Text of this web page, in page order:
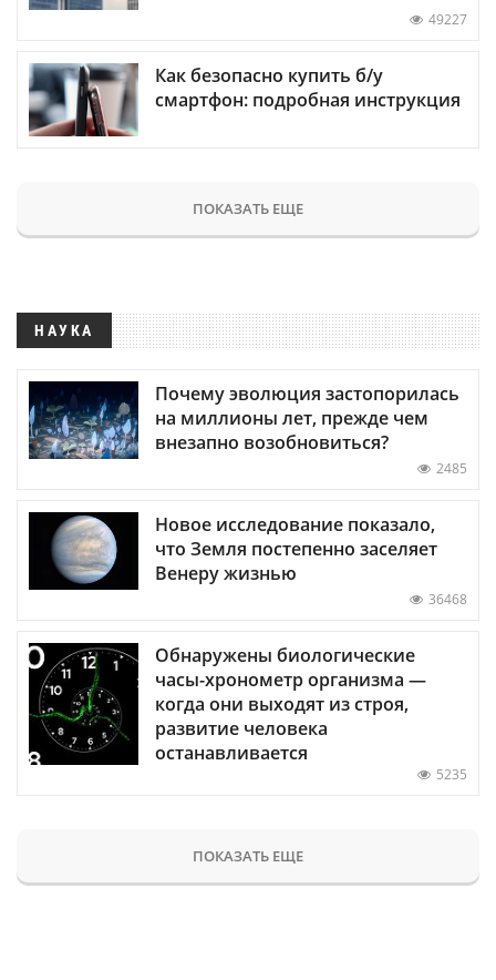
49227
Как безопасно купить б/у
смартфон: подробная инструкция
ПОКАЗАТЬ ЕЩЕ
НАУКА
Почему эволюция застопорилась
на миллионы лет, прежде чем
внезапно возобновиться?
2485
Новое исследование показало,
что Земля постепенно заселяет
Венеру жизнью
36468
Обнаружены биологические
часы-хронометр организма —
когда они выходят из строя,
развитие человека
останавливается
5235
ПОКАЗАТЬ ЕЩЕ